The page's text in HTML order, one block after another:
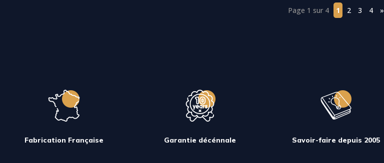
Page 1 sur 4 1 2 3 4 »
Fabrication Française Garantie décénnale Savoir-faire depuis 2005